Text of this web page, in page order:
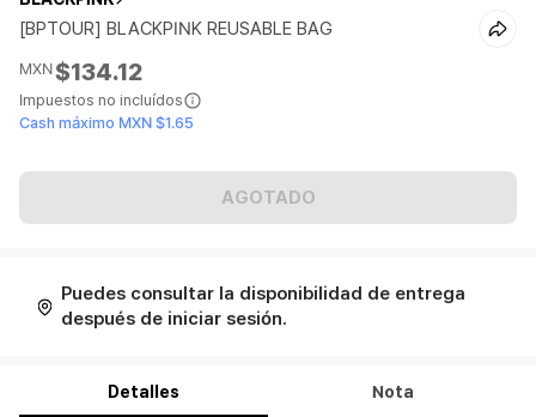
[BPTOUR] BLACKPINK REUSABLE BAG
MXN$134.12
Impuestos no incluídos
Cash máximo MXN $1.65
AGOTADO
Puedes consultar la disponibilidad de entrega
después de iniciar sesión.
Detalles Nota